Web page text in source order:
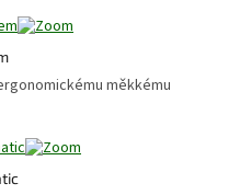
měkkému